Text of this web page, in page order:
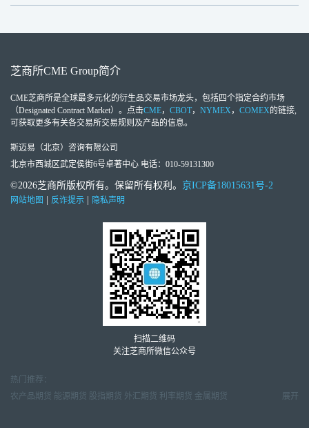
芝商所CME Group简介
CME芝商所是全球最多元化的衍生品交易市场龙头，包括四个指定合约市场
（Designated Contract Market）。点击CME， CBOT， NYMEX， COMEX的链接,
可获取更多有关各交易所交易规则及产品的信息。
斯迈易（北京）咨询有限公司
北京市西城区武定侯街6号卓著中心 电话：010-59131300
©2026芝商所版权所有。保留所有权利。 京ICP备18015631号-2
网站地图 反诈提示 隐私声明
扫描二维码
关注芝商所微信公众号
热门推荐：
农产品期货 能源期货 股指期货 外汇期货 利率期货 金属期货
展开